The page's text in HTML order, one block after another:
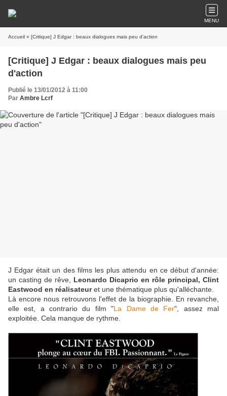
MENU
Accueil » [Critique] J Edgar : beaux dialogues mais peu d'action
[Critique] J Edgar : beaux dialogues mais peu
d'action
Publié le 13/01/2012 à 11:00
Par Ambre Lcrf
J Edgar était un des films les plus attendu en ce début d'année:
un casting de rêve, Leonardo Dicaprio en rôle principal, Clint
Eastwood en réalisateuret une thématique plus qu'alléchante.
Là encore nous retrouvons l'effet de la biographie. En revanche,
elle est, a contrario du film "La Dame de Fer", assez mal
exploitée. Cela manque de rythme.